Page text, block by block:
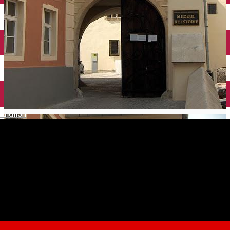
English